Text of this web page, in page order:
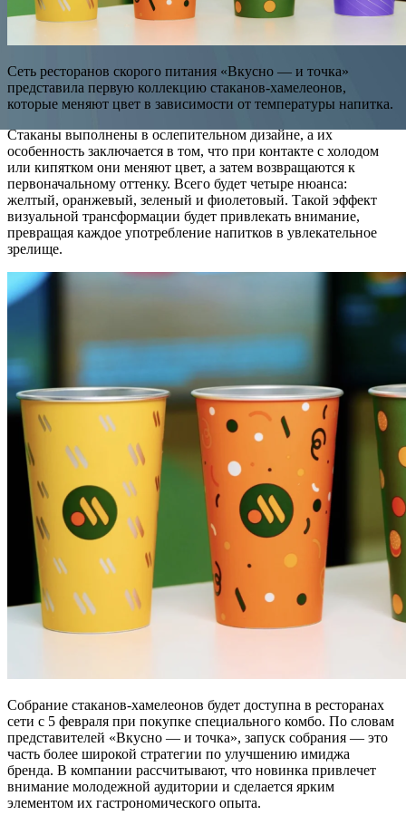
Сеть ресторанов скорого питания «Вкусно — и точка»
представила первую коллекцию стаканов-хамелеонов,
которые меняют цвет в зависимости от температуры напитка.
Стаканы выполнены в ослепительном дизайне, а их
особенность заключается в том, что при контакте с холодом
или кипятком они меняют цвет, а затем возвращаются к
первоначальному оттенку. Всего будет четыре нюанса:
желтый, оранжевый, зеленый и фиолетовый. Такой эффект
визуальной трансформации будет привлекать внимание,
превращая каждое употребление напитков в увлекательное
зрелище.
Собрание стаканов-хамелеонов будет доступна в ресторанах
сети с 5 февраля при покупке специального комбо. По словам
представителей «Вкусно — и точка», запуск собрания — это
часть более широкой стратегии по улучшению имиджа
бренда. В компании рассчитывают, что новинка привлечет
внимание молодежной аудитории и сделается ярким
элементом их гастрономического опыта.